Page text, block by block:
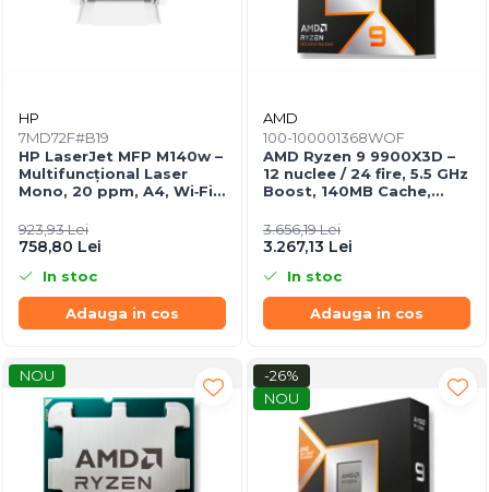
HP
7MD72F#B19
HP LaserJet MFP M140w –
Multifuncțional Laser
Mono, 20 ppm, A4, Wi‑Fi,
923,93 Lei
758,80 Lei
In stoc
Adauga in cos
AMD
100-100001368WOF
AMD Ryzen 9 9900X3D –
12 nuclee / 24 fire, 5.5 GHz
Boost, 140MB Cache,
3.656,19 Lei
3.267,13 Lei
In stoc
Adauga in cos
NOU
-26%
NOU